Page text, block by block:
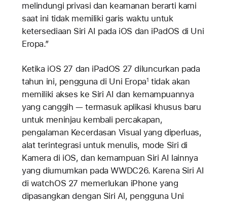
melindungi privasi dan keamanan berarti kami
saat ini tidak memiliki garis waktu untuk
ketersediaan Siri AI pada iOS dan iPadOS di Uni
Eropa.”
Ketika iOS 27 dan iPadOS 27 diluncurkan pada
tahun ini, pengguna di Uni Eropa1 tidak akan
memiliki akses ke Siri AI dan kemampuannya
yang canggih — termasuk aplikasi khusus baru
untuk meninjau kembali percakapan,
pengalaman Kecerdasan Visual yang diperluas,
alat terintegrasi untuk menulis, mode Siri di
Kamera di iOS, dan kemampuan Siri AI lainnya
yang diumumkan pada WWDC26. Karena Siri AI
di watchOS 27 memerlukan iPhone yang
dipasangkan dengan Siri AI, pengguna Uni